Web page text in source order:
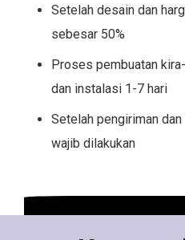
Setelah desain dan
sebesar 50%
Proses pembuatan
dan instalasi 1-7 hari
Setelah pengiriman
wajib dilakukan